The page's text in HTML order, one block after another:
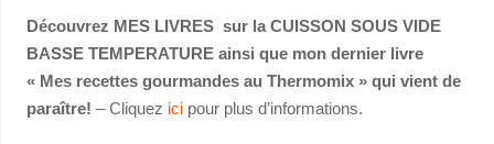
Découvrez MES LIVRES sur la CUISSON SOUS VIDE
BASSE TEMPERATURE ainsi que mon dernier livre
« Mes recettes gourmandes au Thermomix » qui vient de
paraître! – Cliquez icipour plus d’informations.